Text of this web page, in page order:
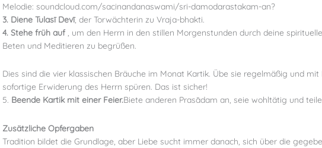
Melodie: soundcloud.com/sacinandanaswami/sri-damodarastakam-an?
3. Diene Tulasī Devī, der Torwächterin zu Vraja-bhakti.
4. Stehe früh auf, um den Herrn in den stillen Morgenstunden durch deine
Beten und Meditieren zu begrüßen.
Dies sind die vier klassischen Bräuche im Monat Kartik. Übe sie regelmäßig und
sofortige Erwiderung des Herrn spüren. Das ist sicher!
5. Beende Kartik mit einer Feier.Biete anderen Prasādam an, seie wohltätig und
Zusätzliche Opfergaben
Tradition bildet die Grundlage, aber Liebe sucht immer danach, sich über die